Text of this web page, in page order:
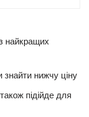
найкращих
нижчу ціну
підійде для